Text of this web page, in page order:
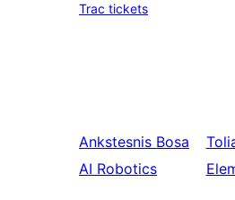
Trac tickets
Ankstesnis Bosa
AI Robotics